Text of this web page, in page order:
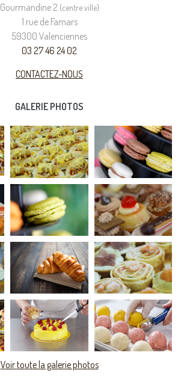
Gourmandine 2 (centre ville)
1 rue de Famars
59300 Valenciennes
03 27 46 24 02
CONTACTEZ-NOUS
GALERIE PHOTOS
Voir toute la galerie photos